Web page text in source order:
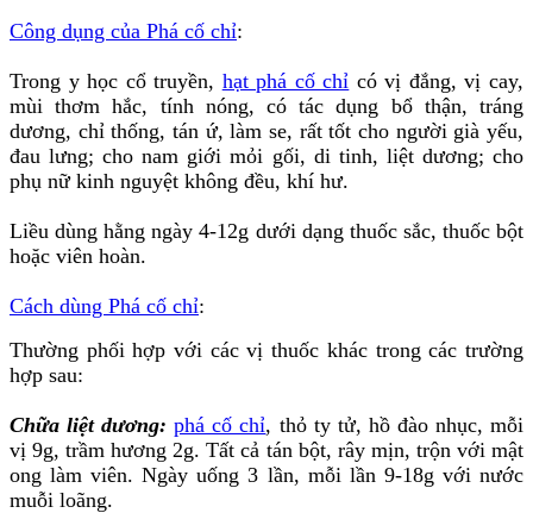
Công dụng của Phá cố chỉ:
Trong y học cổ truyền, hạt phá cố chỉ có vị đắng, vị cay,
mùi thơm hắc, tính nóng, có tác dụng bổ thận, tráng
dương, chỉ thống, tán ứ, làm se, rất tốt cho người già yếu,
đau lưng; cho nam giới mỏi gối, di tinh, liệt dương; cho
phụ nữ kinh nguyệt không đều, khí hư.
Liều dùng hằng ngày 4-12g dưới dạng thuốc sắc, thuốc bột
hoặc viên hoàn.
Cách dùng Phá cố chỉ:
Thường phối hợp với các vị thuốc khác trong các trường
hợp sau:
Chữa liệt dương: phá cố chỉ, thỏ ty tử, hồ đào nhục, mỗi
vị 9g, trầm hương 2g. Tất cả tán bột, rây mịn, trộn với mật
ong làm viên. Ngày uống 3 lần, mỗi lần 9-18g với nước
muỗi loãng.